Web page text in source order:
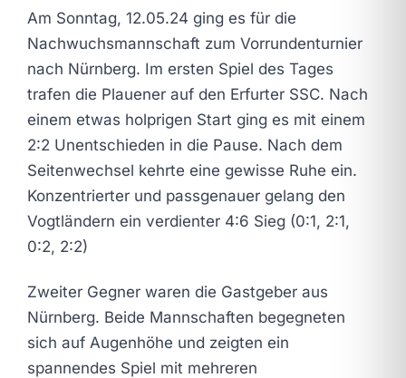
Am Sonntag, 12.05.24 ging es für die
Nachwuchsmannschaft zum Vorrundenturnier
nach Nürnberg. Im ersten Spiel des Tages
trafen die Plauener auf den Erfurter SSC. Nach
einem etwas holprigen Start ging es mit einem
2:2 Unentschieden in die Pause. Nach dem
Seitenwechsel kehrte eine gewisse Ruhe ein.
Konzentrierter und passgenauer gelang den
Vogtländern ein verdienter 4:6 Sieg (0:1, 2:1,
0:2, 2:2)
Zweiter Gegner waren die Gastgeber aus
Nürnberg. Beide Mannschaften begegneten
sich auf Augenhöhe und zeigten ein
spannendes Spiel mit mehreren